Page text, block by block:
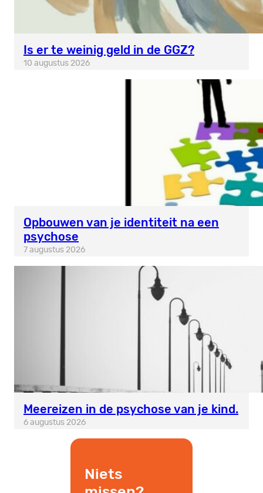
Is er te weinig geld in de GGZ?
10 augustus 2026
Opbouwen van je identiteit na een
psychose
7 augustus 2026
Meereizen in de psychose van je kind.
6 augustus 2026
Niets